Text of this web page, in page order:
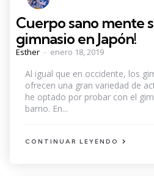
Cuerpo sano mente
gimnasio en Japón!
Posted
Esther enero 18, 2019
Al igual que en occidente, los
ofrecen una gran variedad de
he optado por probar con el
barrio. En...
CONTINUAR LEYENDO